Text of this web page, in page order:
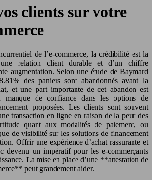
clients sur votre
de l’e-commerce, la crédibilité est la
relation client durable et d’un chiffre
augmentation. Selon une étude de Baymard
des paniers sont abandonnés avant la
et une part importante de cet abandon est
manque de confiance dans les options de
proposées. Les clients sont souvent
transaction en ligne en raison de la peur des
quant aux modalités de paiement, ou
de visibilité sur les solutions de financement
Offrir une expérience d’achat rassurante et
devenu un impératif pour les e-commerçants
La mise en place d’une **attestation de
peut grandement aider.